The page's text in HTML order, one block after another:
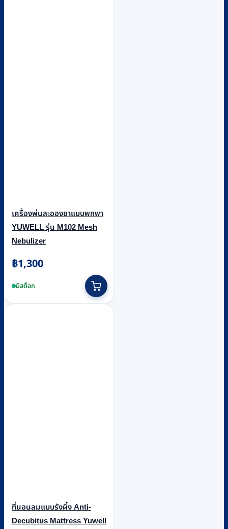
เครื่องพ่นละอองยาแบบพกพา
YUWELL รุ่น M102 Mesh
Nebulizer
฿1,300
มีสต็อก
ที่นอนลมแบบรังผึ้ง Anti-
Decubitus Mattress Yuwell